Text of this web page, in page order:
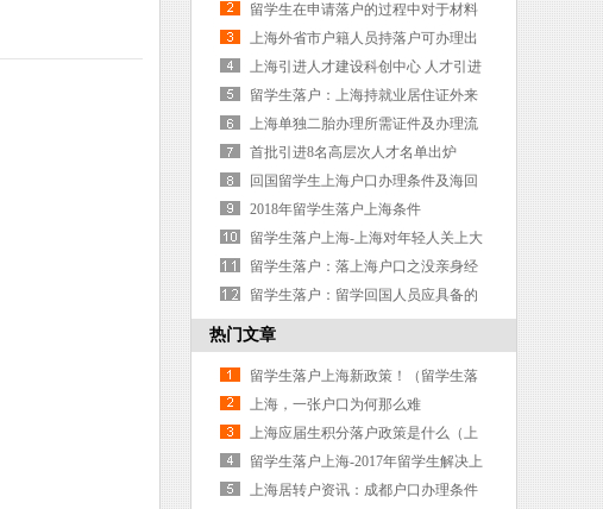
户上海5项基本条件
留学生在申请落户的过程中对于材料
的准备要求_上海户口
上海外省市户籍人员持落户可办理出
入境证件
上海引进人才建设科创中心 人才引进
政策
留学生落户：上海持就业居住证外来
人员有望申办户口
上海单独二胎办理所需证件及办理流
程
首批引进8名高层次人才名单出炉
回国留学生上海户口办理条件及海回
国上海就业落户审批流程
2018年留学生落户上海条件
留学生落户上海-上海对年轻人关上大
门了吗？
留学生落户：落上海户口之没亲身经
历 无法想象其中艰辛与焦急
留学生落户：留学回国人员应具备的
上海户口申请条件基本要求
热门文章
留学生落户上海新政策！（留学生落
户上海最新政策解读）
上海，一张户口为何那么难
上海应届生积分落户政策是什么（上
海应届生积分落户政策是什么时候）
留学生落户上海-2017年留学生解决上
海户口：回国落户
上海居转户资讯：成都户口办理条件